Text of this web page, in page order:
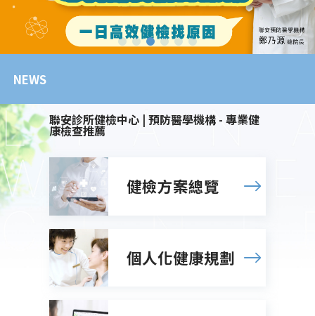
NEWS
聯安診所健檢中心 | 預防醫學機構 - 專業健
康檢查推薦
健檢方案總覽
個人化健康規劃